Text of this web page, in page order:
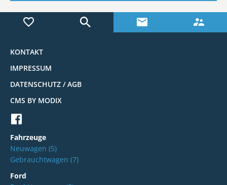
KONTAKT
IMPRESSUM
DATENSCHUTZ / AGB
CMS BY MODIX
Fahrzeuge
Neuwagen (5)
Gebrauchtwagen (7)
Ford